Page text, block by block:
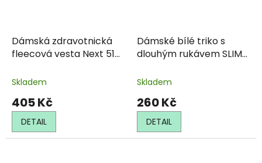
Dámská zdravotnická
fleecová vesta Next 518
Skladem
405 Kč
DETAIL
Dámské bílé triko s
dlouhým rukávem SLIM
Skladem
260 Kč
DETAIL